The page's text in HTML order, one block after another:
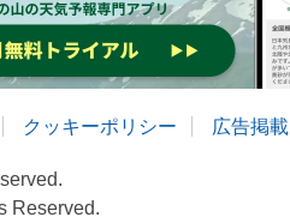
クッキーポリシー 広告掲載
Reserved.